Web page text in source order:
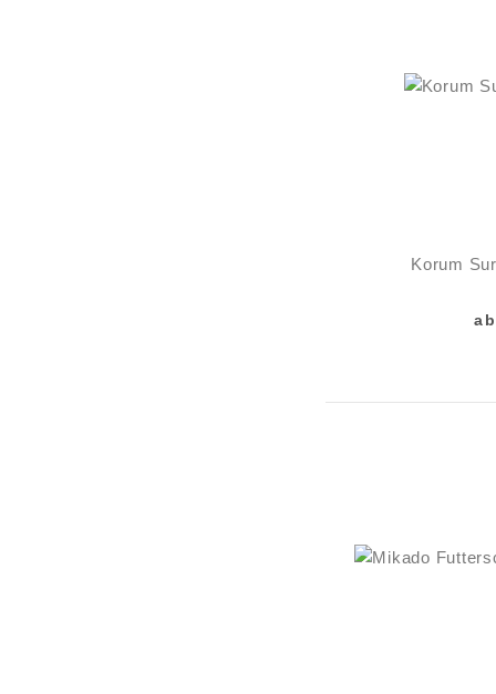
Korum